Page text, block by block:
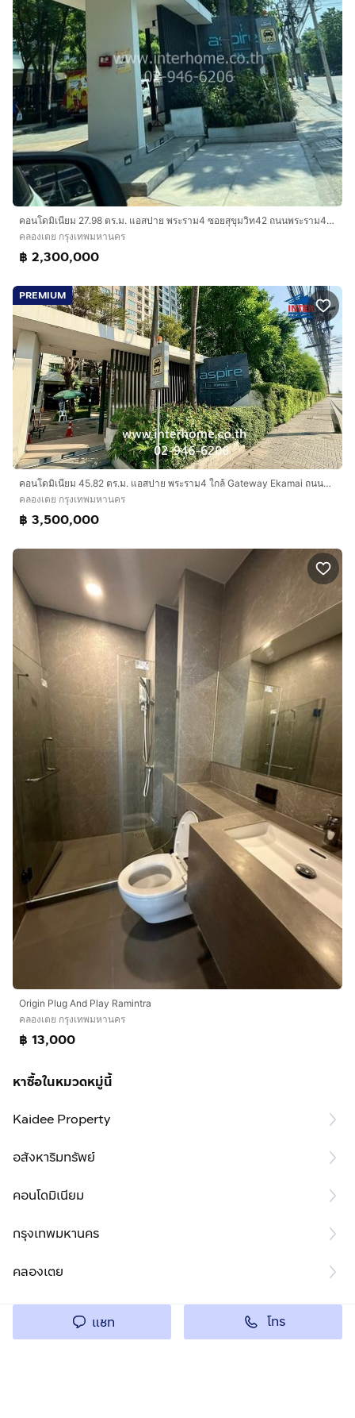
💪 ฟิตเนส
💼 ห้องประชุม
🚗 ที่จอดรถ
🛗 ลิฟต์
🔒 ระบบรักษาความปลอดภัย 24 ชั่วโมง พร้อม CCTV และ
Key Card Access
━━━━━━━━━━━━━━━━━━
🚆 ทำเล Prime พระราม 9
🚈 MRT พระราม 9 เพียง 150 เมตร
🚗 เชื่อมต่อถนนพระราม 9
🚗 ถนนรัชดาภิเษก
🚗 ใกล้ทางด่วน เดินทางเข้า-ออกเมืองสะดวก
━━━━━━━━━━━━━━━━━━
📍 สถานที่สำคัญใกล้เคียง
🛍️ ศูนย์การค้า & อาคารสำนักงาน
📍 Central Rama 9
📍 Fortune Town
📍 G Tower
📍 The Grand Rama 9
📍 JODD FAIRS Rama 9
📍 Unilever House
🏫 สถานศึกษา
📍 มหาวิทยาลัยศรีนครินทรวิโรฒ (มศว)
📍 โรงเรียนนานาชาติ Regent’s International School
🏥 โรงพยาบาล
📍 โรงพยาบาลพระราม 9
📍 โรงพยาบาลปิยะเวท
📍 โรงพยาบาลกรุงเทพ
━━━━━━━━━━━━━━━━━━
💼 เหมาะสำหรับ
✔️ คนทำงานย่านพระราม 9 - อโศก
✔️ นักศึกษา
✔️ ชาวต่างชาติ (Expat)
━━━━━━━━━━━━━━━━━━
📲 สนใจนัดชมห้อง หรือขอรูปภาพ / วิดีโอเพิ่มเติม
📞กดเพื่อดูเบอร์โทร xxxxxx917
💬 LINE ID : @597azzpp (มี @)
ประเภท พร้อมดูแลครบทุกขั้นตอนอย่างมืออาชีพ
CondoletteMidstRama9 #คอนโดให้เช่า #พระราม9
#MRTพระราม9 #คอนโดติดรถไฟฟ้า #CentralRama9
#FortuneTown #GTower #NewCBD #คอนโดพร้อมอยู่
คอนโดมิเนียม 27.98 ตร.ม. แอสปาย พระราม4 ซอยสุขุมวิท42 ถนนพระราม4 เขตคลองเตย กรุงเทพมหานคร
คลองเตย กรุงเทพมหานคร
฿ 2,300,000
PREMIUM
คอนโดมิเนียม 45.82 ตร.ม. แอสปาย พระราม4 ใกล้ Gateway Ekamai ถนนกล้วยน้ำไท เขตคลองเตย กรุงเทพมหานคร
คลองเตย กรุงเทพมหานคร
฿ 3,500,000
Origin Plug And Play Ramintra
คลองเตย กรุงเทพมหานคร
฿ 13,000
หาซื้อในหมวดหมู่นี้
Kaidee Property
อสังหาริมทรัพย์
คอนโดมิเนียม
กรุงเทพมหานคร
คลองเตย
แชท โทร